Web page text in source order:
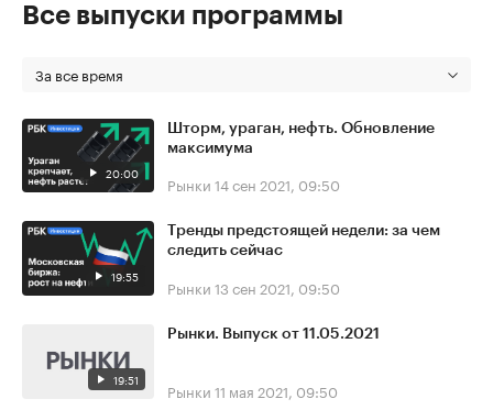
Все выпуски программы
За все время
20:00
Шторм, ураган, нефть. Обновление
максимума
Рынки 14 сен 2021, 09:50
19:55
Тренды предстоящей недели: за чем
следить сейчас
Рынки 13 сен 2021, 09:50
19:51
Рынки. Выпуск от 11.05.2021
Рынки 11 мая 2021, 09:50